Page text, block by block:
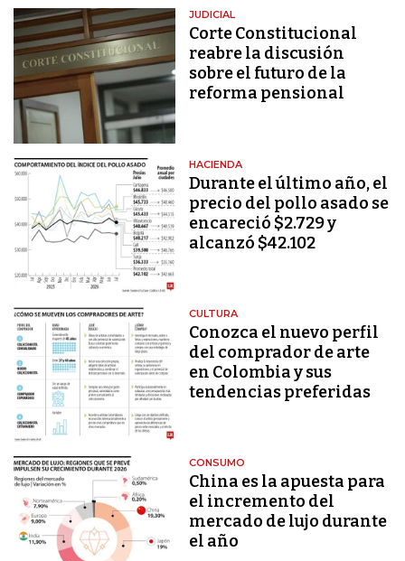
JUDICIAL
Corte Constitucional
reabre la discusión
sobre el futuro de la
reforma pensional
HACIENDA
Durante el último año, el
precio del pollo asado se
encareció $2.729 y
alcanzó $42.102
CULTURA
Conozca el nuevo perfil
del comprador de arte
en Colombia y sus
tendencias preferidas
CONSUMO
China es la apuesta para
el incremento del
mercado de lujo durante
el año